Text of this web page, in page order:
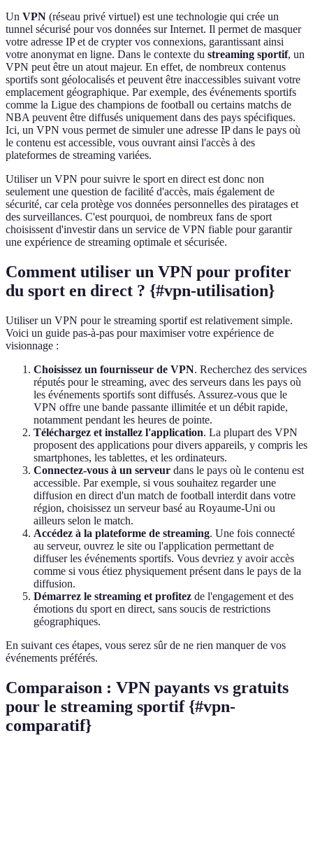
Un VPN (réseau privé virtuel) est une technologie qui crée un
tunnel sécurisé pour vos données sur Internet. Il permet de masquer
votre adresse IP et de crypter vos connexions, garantissant ainsi
votre anonymat en ligne. Dans le contexte du streaming sportif, un
VPN peut être un atout majeur. En effet, de nombreux contenus
sportifs sont géolocalisés et peuvent être inaccessibles suivant votre
emplacement géographique. Par exemple, des événements sportifs
comme la Ligue des champions de football ou certains matchs de
NBA peuvent être diffusés uniquement dans des pays spécifiques.
Ici, un VPN vous permet de simuler une adresse IP dans le pays où
le contenu est accessible, vous ouvrant ainsi l'accès à des
plateformes de streaming variées.
Utiliser un VPN pour suivre le sport en direct est donc non
seulement une question de facilité d'accès, mais également de
sécurité, car cela protège vos données personnelles des piratages et
des surveillances. C'est pourquoi, de nombreux fans de sport
choisissent d'investir dans un service de VPN fiable pour garantir
une expérience de streaming optimale et sécurisée.
Comment utiliser un VPN pour profiter
du sport en direct ? {#vpn-utilisation}
Utiliser un VPN pour le streaming sportif est relativement simple.
Voici un guide pas-à-pas pour maximiser votre expérience de
visionnage :
Choisissez un fournisseur de VPN. Recherchez des services
réputés pour le streaming, avec des serveurs dans les pays où
les événements sportifs sont diffusés. Assurez-vous que le
VPN offre une bande passante illimitée et un débit rapide,
notamment pendant les heures de pointe.
Téléchargez et installez l'application. La plupart des VPN
proposent des applications pour divers appareils, y compris les
smartphones, les tablettes, et les ordinateurs.
Connectez-vous à un serveur dans le pays où le contenu est
accessible. Par exemple, si vous souhaitez regarder une
diffusion en direct d'un match de football interdit dans votre
région, choisissez un serveur basé au Royaume-Uni ou
ailleurs selon le match.
Accédez à la plateforme de streaming. Une fois connecté
au serveur, ouvrez le site ou l'application permettant de
diffuser les événements sportifs. Vous devriez y avoir accès
comme si vous étiez physiquement présent dans le pays de la
diffusion.
Démarrez le streaming et profitez de l'engagement et des
émotions du sport en direct, sans soucis de restrictions
géographiques.
En suivant ces étapes, vous serez sûr de ne rien manquer de vos
événements préférés.
Comparaison : VPN payants vs gratuits
pour le streaming sportif {#vpn-
comparatif}